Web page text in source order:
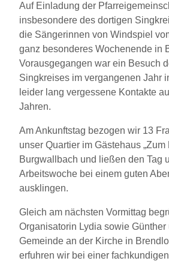
Auf Einladung der
insbesondere des dortigen
die Sängerinnen von Windspiel
ganz besonderes Wochenende in
Vorausgegangen war ein Besuch
Singkreises im vergangenen Jahr
leider lang vergessene Kontakte
Jahren.
Am Ankunftstag bezogen wir 13
unser Quartier im Gästehaus „Zum
Burgwallbach und ließen den Tag
Arbeitswoche bei einem guten
ausklingen.
Gleich am nächsten Vormittag
Organisatorin Lydia sowie
Gemeinde an der Kirche in
erfuhren wir bei einer